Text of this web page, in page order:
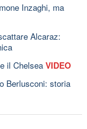
Inzaghi, ma
Alcaraz:
il Chelsea VIDEO
Berlusconi: storia